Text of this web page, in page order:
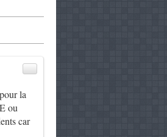
la
ou
car